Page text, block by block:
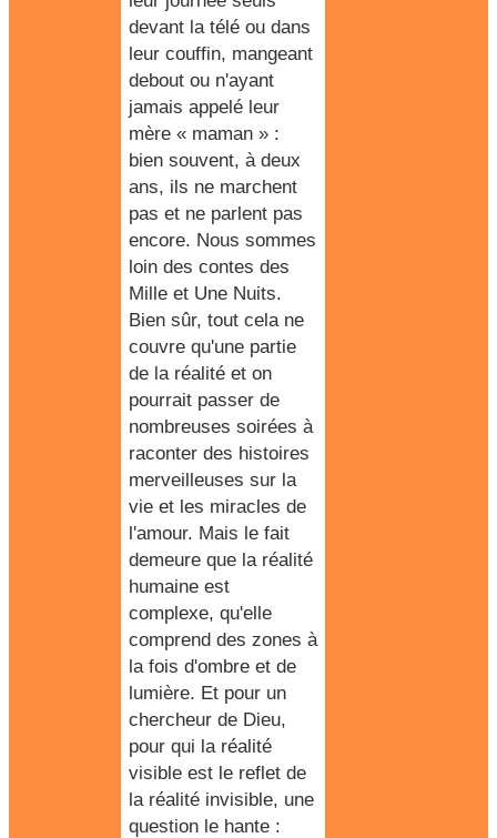
devant la télé ou dans
leur couffin, mangeant
debout ou n'ayant
jamais appelé leur
mère « maman » :
bien souvent, à deux
ans, ils ne marchent
pas et ne parlent pas
encore. Nous sommes
loin des contes des
Mille et Une Nuits.
Bien sûr, tout cela ne
couvre qu'une partie
de la réalité et on
pourrait passer de
nombreuses soirées à
raconter des histoires
merveilleuses sur la
vie et les miracles de
l'amour. Mais le fait
demeure que la réalité
humaine est
complexe, qu'elle
comprend des zones à
la fois d'ombre et de
lumière. Et pour un
chercheur de Dieu,
pour qui la réalité
visible est le reflet de
la réalité invisible, une
question le hante :